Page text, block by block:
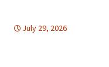
July 29, 2026